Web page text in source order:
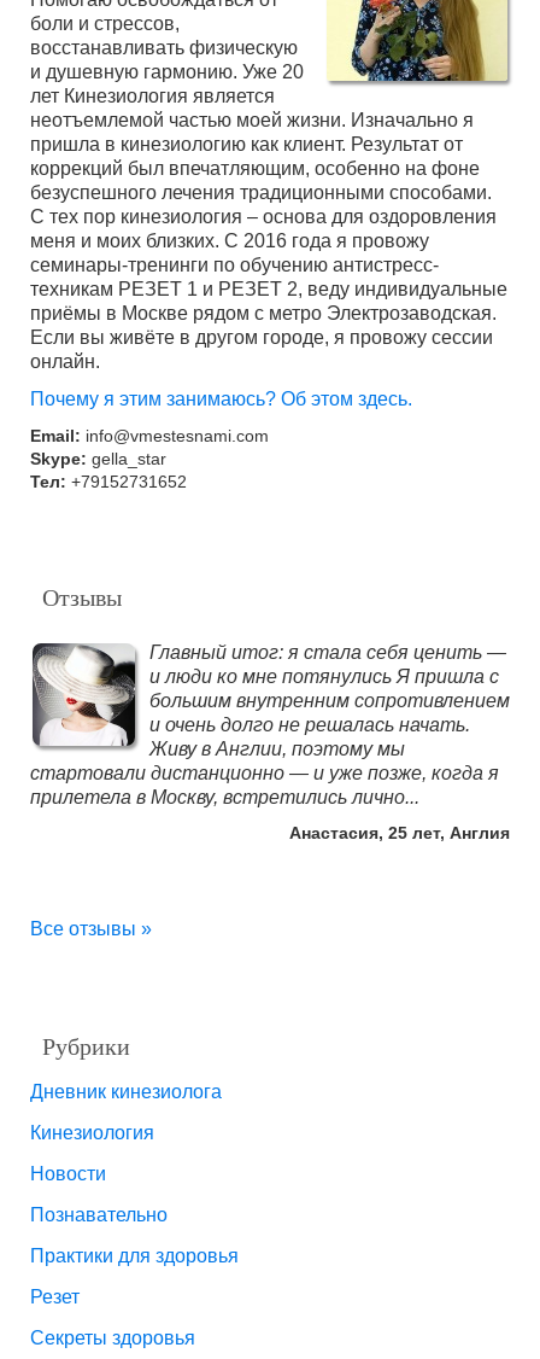
боли и стрессов,
восстанавливать физическую
и душевную гармонию. Уже 20
лет Кинезиология является
неотъемлемой частью моей жизни. Изначально я
пришла в кинезиологию как клиент. Результат от
коррекций был впечатляющим, особенно на фоне
безуспешного лечения традиционными способами.
С тех пор кинезиология – основа для оздоровления
меня и моих близких. С 2016 года я провожу
семинары-тренинги по обучению антистресс-
техникам РЕЗЕТ 1 и РЕЗЕТ 2, веду индивидуальные
приёмы в Москве рядом с метро Электрозаводская.
Если вы живёте в другом городе, я провожу сессии
онлайн.
Почему я этим занимаюсь? Об этом здесь.
Email: info@vmestesnami.com
Skype: gella_star
Тел: +79152731652
Отзывы
Главный итог: я стала себя ценить —
и люди ко мне потянулись Я пришла с
большим внутренним сопротивлением
и очень долго не решалась начать.
Живу в Англии, поэтому мы
стартовали дистанционно — и уже позже, когда я
прилетела в Москву, встретились лично...
Анастасия, 25 лет, Англия
Все отзывы »
Рубрики
Дневник кинезиолога
Кинезиология
Новости
Познавательно
Практики для здоровья
Резет
Секреты здоровья